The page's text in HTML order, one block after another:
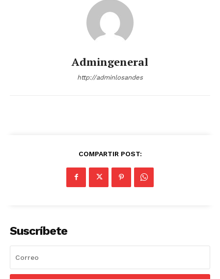
Admingeneral
http://adminlosandes
COMPARTIR POST:
Suscríbete